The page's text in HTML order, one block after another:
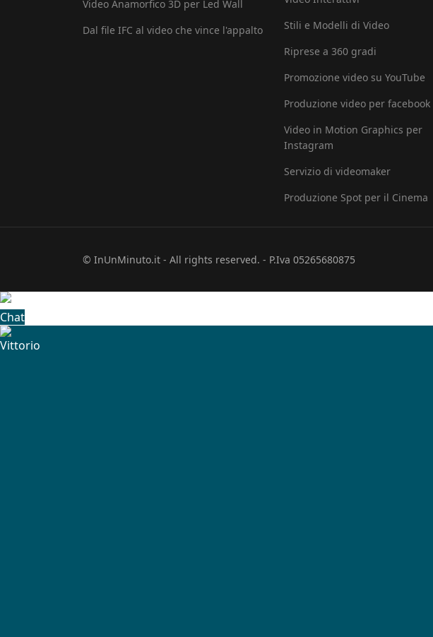
Video Anamorfico 3D per Led Wall
Dal file IFC al video che vince l'appalto
Stili e Modelli di Video
Riprese a 360 gradi
Promozione video su YouTube
Produzione video per facebook
Video in Motion Graphics per
Instagram
Servizio di videomaker
Produzione Spot per il Cinema
© InUnMinuto.it - All rights reserved. - P.Iva 05265680875
Chat
Vittorio